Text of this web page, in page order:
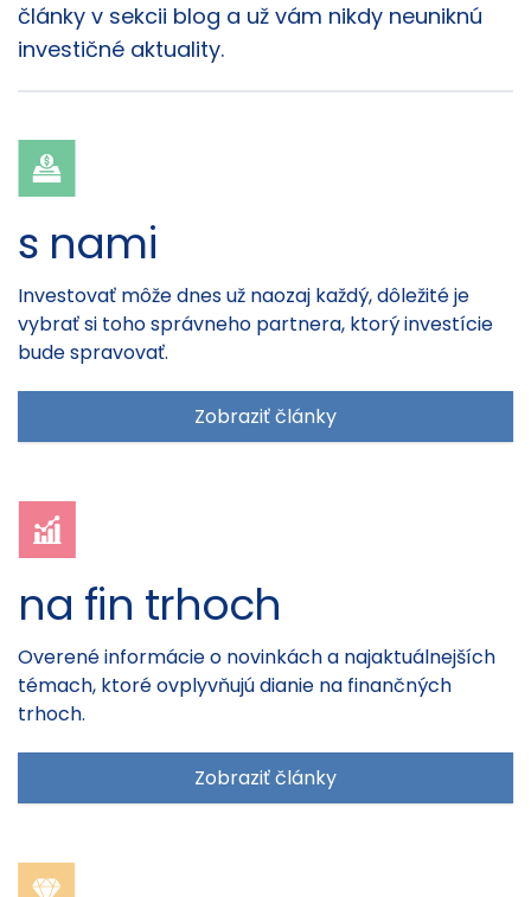
články v sekcii blog a už vám nikdy neuniknú
investičné aktuality.
s nami
Investovať môže dnes už naozaj každý, dôležité je
vybrať si toho správneho partnera, ktorý investície
bude spravovať.
Zobraziť články
na fin trhoch
Overené informácie o novinkách a najaktuálnejších
témach, ktoré ovplyvňujú dianie na finančných
trhoch.
Zobraziť články